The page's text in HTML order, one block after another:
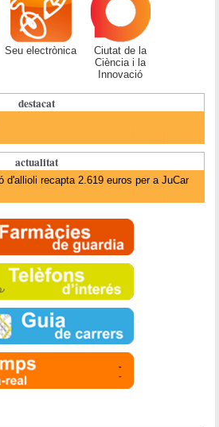
Seu electrònica
Ciutat de la
Ciència i la
Innovació
destacat
actualitat
d'allioli recapta 2.619 euros per a JuCar
-
-